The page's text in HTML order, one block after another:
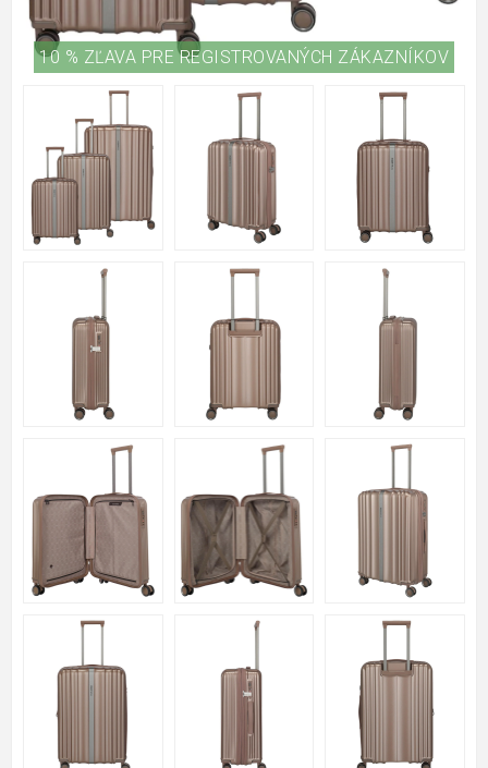
10 % ZĽAVA PRE REGISTROVANÝCH ZÁKAZNÍKOV